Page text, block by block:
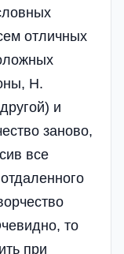
отличных
Н.
и
заново,
все
то
при